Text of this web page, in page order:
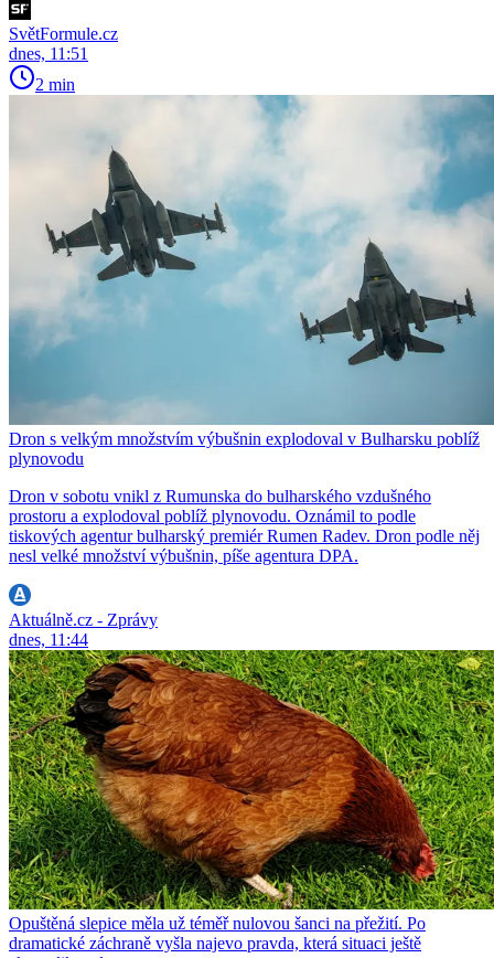
SvětFormule.cz
dnes, 11:51
2 min
Dron s velkým množstvím výbušnin explodoval v Bulharsku poblíž
plynovodu
Dron v sobotu vnikl z Rumunska do bulharského vzdušného
prostoru a explodoval poblíž plynovodu. Oznámil to podle
tiskových agentur bulharský premiér Rumen Radev. Dron podle něj
nesl velké množství výbušnin, píše agentura DPA.
Aktuálně.cz - Zprávy
dnes, 11:44
Opuštěná slepice měla už téměř nulovou šanci na přežití. Po
dramatické záchraně vyšla najevo pravda, která situaci ještě